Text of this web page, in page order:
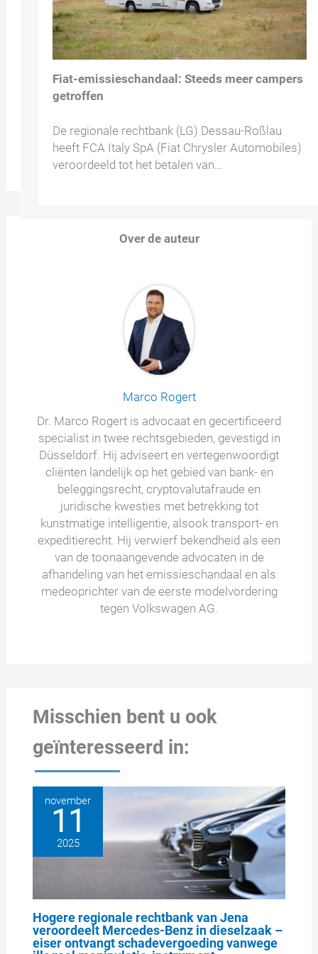
Fiat-emissieschandaal: Steeds meer campers
getroffen
De regionale rechtbank (LG) Dessau-Roßlau
heeft FCA Italy SpA (Fiat Chrysler Automobiles)
veroordeeld tot het betalen van…
Over de auteur
Marco Rogert
Dr. Marco Rogert is advocaat en gecertificeerd
specialist in twee rechtsgebieden, gevestigd in
Düsseldorf. Hij adviseert en vertegenwoordigt
cliënten landelijk op het gebied van bank- en
beleggingsrecht, cryptovalutafraude en
juridische kwesties met betrekking tot
kunstmatige intelligentie, alsook transport- en
expeditierecht. Hij verwierf bekendheid als een
van de toonaangevende advocaten in de
afhandeling van het emissieschandaal en als
medeoprichter van de eerste modelvordering
tegen Volkswagen AG.
Misschien bent u ook
geïnteresseerd in:
november
11
2025
Hogere regionale rechtbank van Jena
veroordeelt Mercedes-Benz in dieselzaak –
eiser ontvangt schadevergoeding vanwege